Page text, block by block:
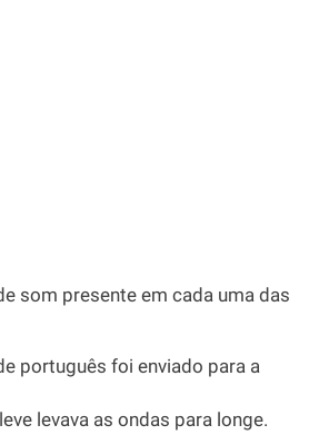
som presente em cada uma das
português foi enviado para a
levava as ondas para longe.